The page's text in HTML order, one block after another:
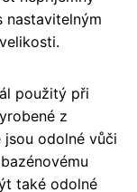
použitý při
z
odolné vůči
také odolné